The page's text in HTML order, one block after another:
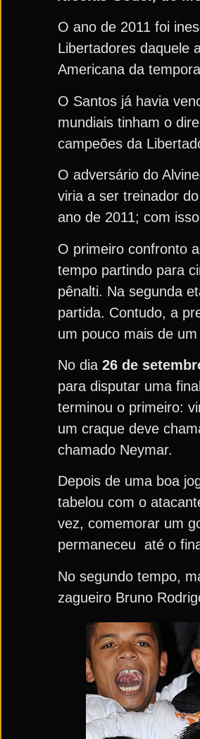
O ano de 2011 foi
Libertadores daquele
Americana da
O Santos já havia
mundiais tinham o
campeões da
O adversário do
viria a ser treinador
ano de 2011; com
O primeiro confronto
tempo partindo para
pênalti. Na segunda
partida. Contudo, a
um pouco mais de
No dia 26 de
para disputar uma
terminou o primeiro:
um craque deve
chamado Neymar.
Depois de uma boa
tabelou com o
vez, comemorar um
permaneceu até o
No segundo tempo,
zagueiro Bruno